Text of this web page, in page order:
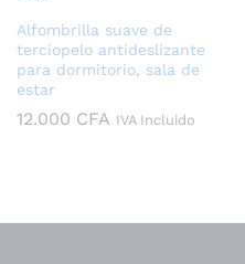
Alfombrilla suave de
terciopelo antideslizante
para dormitorio, sala de
estar
12.000 CFA IVA Incluido